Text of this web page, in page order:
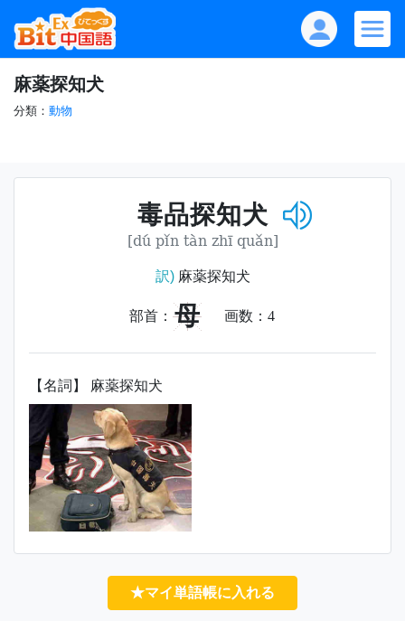
麻薬探知犬
分類： 動物
毒品探知犬
[dú pǐn tàn zhī quǎn]
訳)麻薬探知犬
部首： 母 画数： 4
【名詞】 麻薬探知犬
★マイ単語帳に入れる